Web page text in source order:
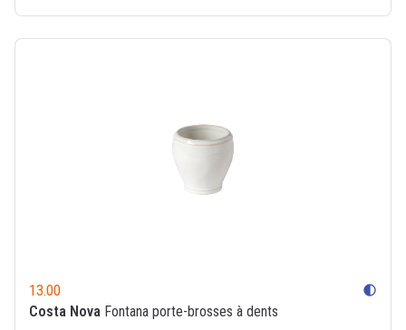
13.00 contrast
Costa Nova Fontana porte-brosses à dents